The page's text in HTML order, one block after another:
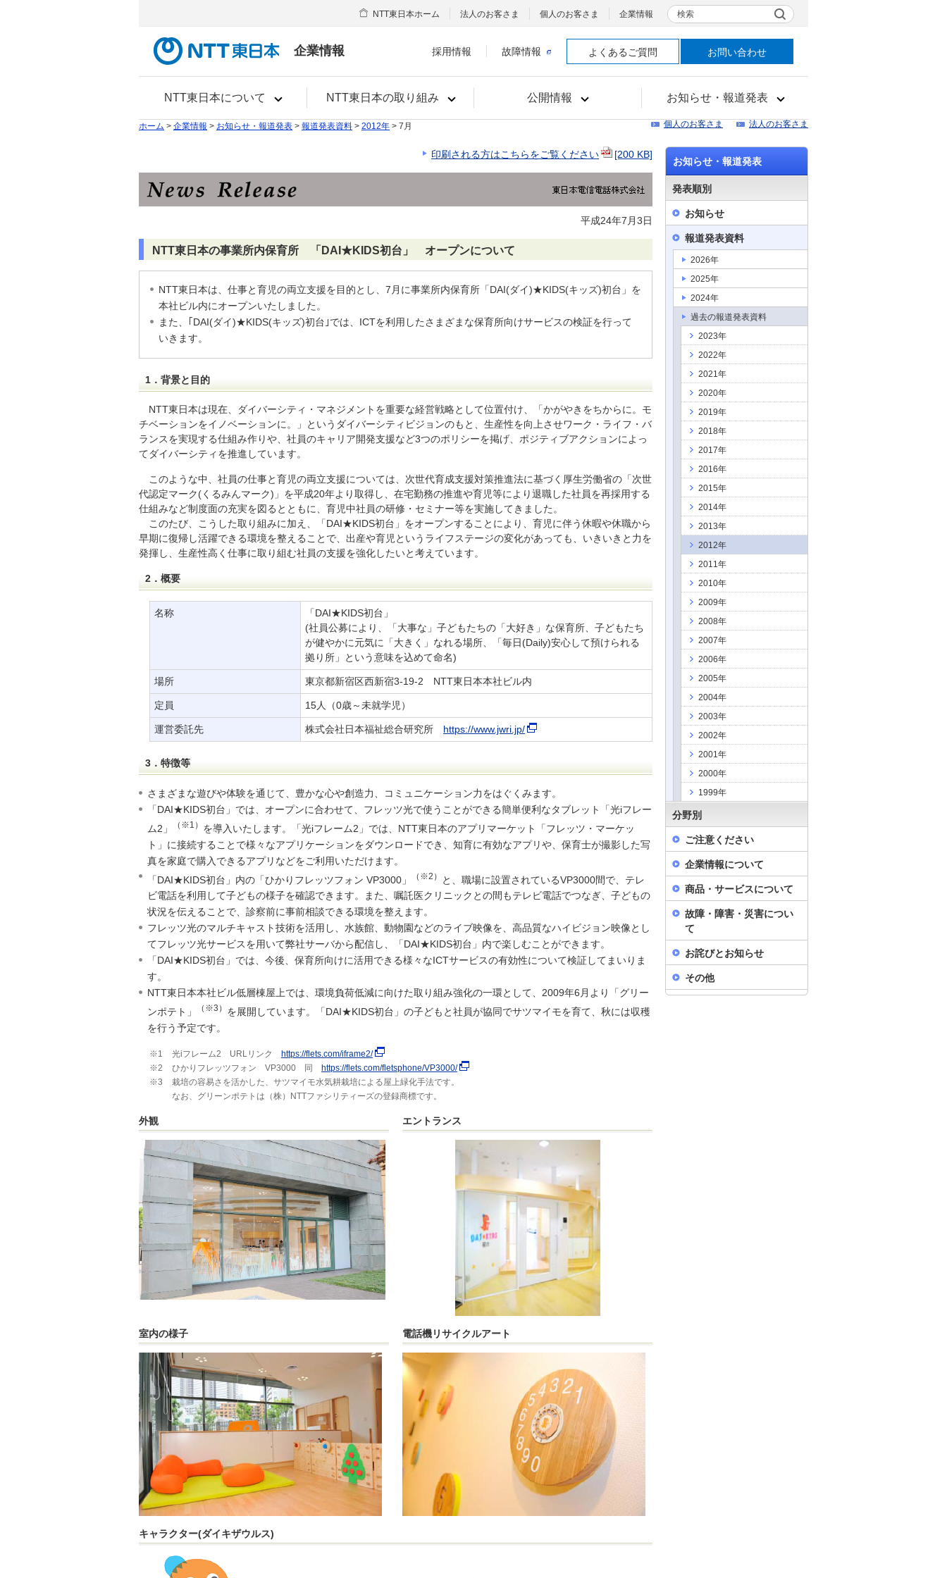
企業情報
NTT東日本について NTT東日本の取り組み 公開情報 お知らせ・報道発表
NTT東日本ホーム 法人のお客さま 個人のお客さま 企業情報 検索
採用情報 故障情報 よくあるご質問 お問い合わせ
ホーム > 企業情報 > お知らせ・報道発表 > 報道発表資料 > 2012年 > 7月 個人のお客さま 法人のお客さま
印刷される方はこちらをご覧ください [200 KB]
平成24年7月3日
NTT東日本の事業所内保育所 「DAI★KIDS初台」 オープンについて
NTT東日本は、仕事と育児の両立支援を目的とし、7月に事業所内保育所「DAI(ダイ)★KIDS(キッズ)初台」を
本社ビル内にオープンいたしました。
また、｢DAI(ダイ)★KIDS(キッズ)初台｣では、ICTを利用したさまざまな保育所向けサービスの検証を行って
いきます。
1．背景と目的
NTT東日本は現在、ダイバーシティ・マネジメントを重要な経営戦略として位置付け、「かがやきをちからに。モ
チベーションをイノベーションに。」というダイバーシティビジョンのもと、生産性を向上させワーク・ライフ・バ
ランスを実現する仕組み作りや、社員のキャリア開発支援など3つのポリシーを掲げ、ポジティブアクションによっ
てダイバーシティを推進しています。
このような中、社員の仕事と育児の両立支援については、次世代育成支援対策推進法に基づく厚生労働省の「次世
代認定マーク(くるみんマーク)」を平成20年より取得し、在宅勤務の推進や育児等により退職した社員を再採用する
仕組みなど制度面の充実を図るとともに、育児中社員の研修・セミナー等を実施してきました。
このたび、こうした取り組みに加え、「DAI★KIDS初台」をオープンすることにより、育児に伴う休暇や休職から
早期に復帰し活躍できる環境を整えることで、出産や育児というライフステージの変化があっても、いきいきと力を
発揮し、生産性高く仕事に取り組む社員の支援を強化したいと考えています。
2．概要
名称
「DAI★KIDS初台」
(社員公募により、「大事な」子どもたちの「大好き」な保育所、子どもたち
が健やかに元気に「大きく」なれる場所、「毎日(Daily)安心して預けられる
拠り所」という意味を込めて命名)
場所 東京都新宿区西新宿3-19-2 NTT東日本本社ビル内
定員 15人（0歳～未就学児）
運営委託先 株式会社日本福祉総合研究所 https://www.jwri.jp/
3．特徴等
さまざまな遊びや体験を通じて、豊かな心や創造力、コミュニケーション力をはぐくみます。
「DAI★KIDS初台」では、オープンに合わせて、フレッツ光で使うことができる簡単便利なタブレット「光iフレー
ム2」
（※1） を導入いたします。「光iフレーム2」では、NTT東日本のアプリマーケット「フレッツ・マーケッ
ト」に接続することで様々なアプリケーションをダウンロードでき、知育に有効なアプリや、保育士が撮影した写
真を家庭で購入できるアプリなどをご利用いただけます。
「DAI★KIDS初台」内の「ひかりフレッツフォン VP3000」
（※2）
と、職場に設置されているVP3000間で、テレ
ビ電話を利用して子どもの様子を確認できます。また、嘱託医クリニックとの間もテレビ電話でつなぎ、子どもの
状況を伝えることで、診察前に事前相談できる環境を整えます。
フレッツ光のマルチキャスト技術を活用し、水族館、動物園などのライブ映像を、高品質なハイビジョン映像とし
てフレッツ光サービスを用いて弊社サーバから配信し、「DAI★KIDS初台」内で楽しむことができます。
「DAI★KIDS初台」では、今後、保育所向けに活用できる様々なICTサービスの有効性について検証してまいりま
す。
NTT東日本本社ビル低層棟屋上では、環境負荷低減に向けた取り組み強化の一環として、2009年6月より「グリー
ンポテト」
（※3） を展開しています。「DAI★KIDS初台」の子どもと社員が協同でサツマイモを育て、秋には収穫
を行う予定です。
※1 光iフレーム2 URLリンク https://flets.com/iframe2/
※2
ひかりフレッツフォン VP3000 同 https://flets.com/fletsphone/VP3000/
※3
栽培の容易さを活かした、サツマイモ水気耕栽培による屋上緑化手法です。
なお、グリーンポテトは（株）NTTファシリティーズの登録商標です。
外観 エントランス
室内の様子 電話機リサイクルアート
キャラクター(ダイキザウルス)
お知らせ・報道発表
発表順別
お知らせ
報道発表資料
2026年
2025年
2024年
過去の報道発表資料
2023年
2022年
2021年
2020年
2019年
2018年
2017年
2016年
2015年
2014年
2013年
2012年
2011年
2010年
2009年
2008年
2007年
2006年
2005年
2004年
2003年
2002年
2001年
2000年
1999年
分野別
ご注意ください
企業情報について
商品・サービスについて
故障・障害・災害につい
て
お詫びとお知らせ
その他